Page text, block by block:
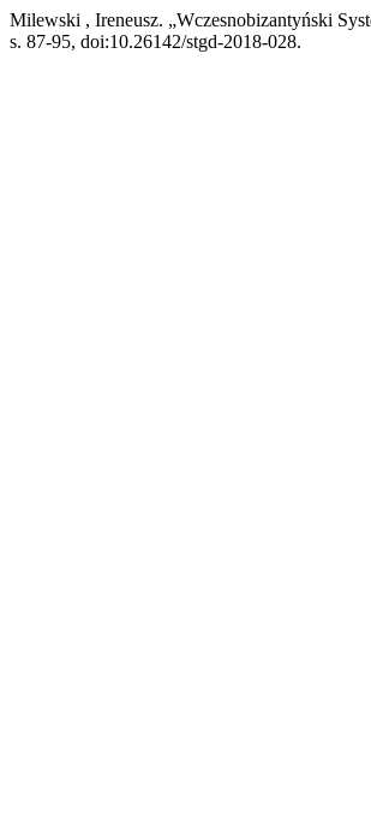
Milewski , Ireneusz. „Wczesnobizantyński
s. 87-95, doi:10.26142/stgd-2018-028.